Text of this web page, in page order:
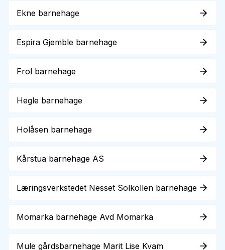
Ekne barnehage
Espira Gjemble barnehage
Frol barnehage
Hegle barnehage
Holåsen barnehage
Kårstua barnehage AS
Læringsverkstedet Nesset Solkollen barnehage
Momarka barnehage Avd Momarka
Mule gårdsbarnehage Marit Lise Kvam